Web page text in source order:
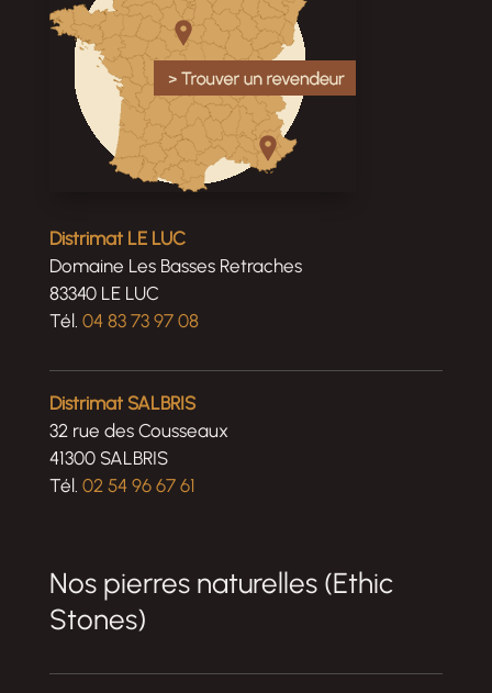
Distrimat LE LUC
Domaine Les Basses Retraches
83340 LE LUC
Tél. 04 83 73 97 08
Distrimat SALBRIS
32 rue des Cousseaux
41300 SALBRIS
Tél. 02 54 96 67 61
Nos pierres naturelles (Ethic
Stones)